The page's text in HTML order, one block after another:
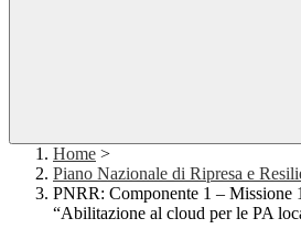
Home >
Piano Nazionale di Ripresa e
PNRR: Componente 1 – Missione
“Abilitazione al cloud per le PA